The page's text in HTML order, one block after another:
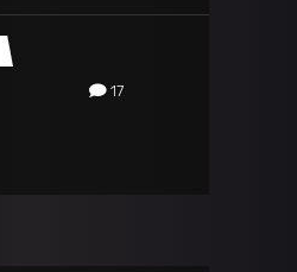
17